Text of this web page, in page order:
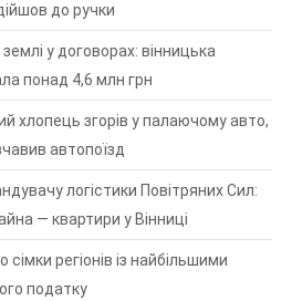
до ручки
у договорах: вінницька
понад 4,6 млн грн
хлопець згорів у палаючому авто,
автопоїзд
логістики Повітряних Сил:
— квартири у Вінниці
сімки регіонів із найбільшими
податку